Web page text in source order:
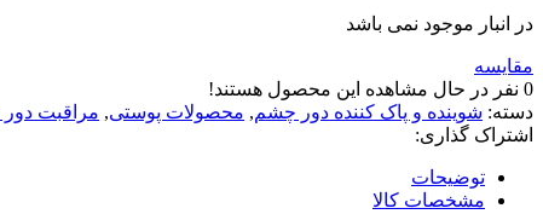
در انبار موجود نمی باشد
مقایسه
0 نفر در حال مشاهده این محصول هستند!
دسته: شوینده و پاک کننده دور چشم, محصولات پوستی, مراقبت
اشتراک گذاری:
توضیحات
مشخصات کالا